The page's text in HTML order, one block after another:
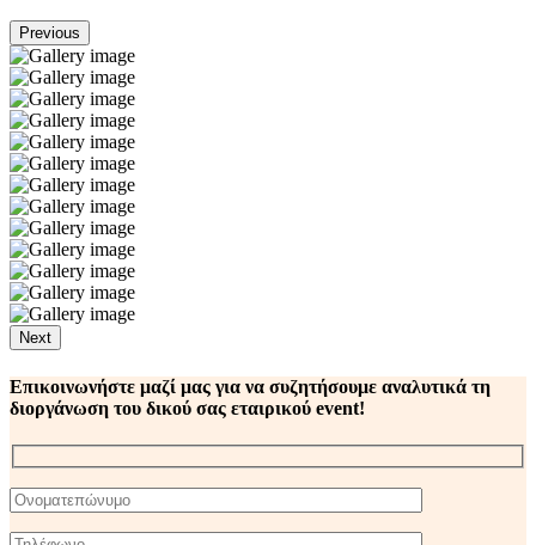
Previous
Next
Επικοινωνήστε μαζί μας για να συζητήσουμε αναλυτικά τη
διοργάνωση του δικού σας εταιρικού event!